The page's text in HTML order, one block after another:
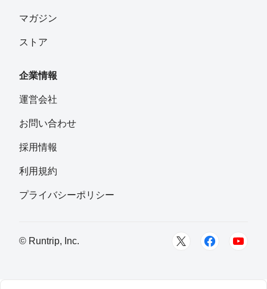
マガジン
ストア
企業情報
運営会社
お問い合わせ
採用情報
利用規約
プライバシーポリシー
© Runtrip, Inc.